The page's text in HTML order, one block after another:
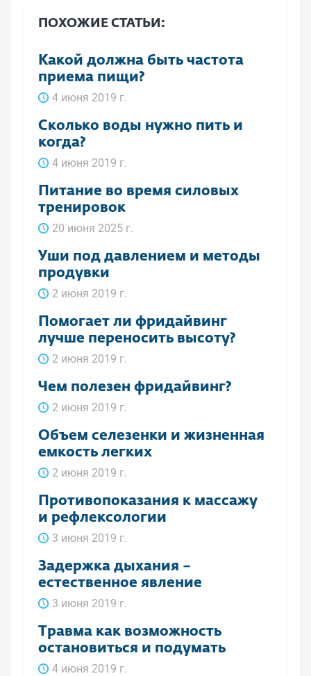
ПОХОЖИЕ СТАТЬИ:
Какой должна быть частота
приема пищи?
4 июня 2019 г.
Сколько воды нужно пить и
когда?
4 июня 2019 г.
Питание во время силовых
тренировок
20 июня 2025 г.
Уши под давлением и методы
продувки
2 июня 2019 г.
Помогает ли фридайвинг
лучше переносить высоту?
2 июня 2019 г.
Чем полезен фридайвинг?
2 июня 2019 г.
Объем селезенки и жизненная
емкость легких
2 июня 2019 г.
Противопоказания к массажу
и рефлексологии
3 июня 2019 г.
Задержка дыхания –
естественное явление
3 июня 2019 г.
Травма как возможность
остановиться и подумать
4 июня 2019 г.